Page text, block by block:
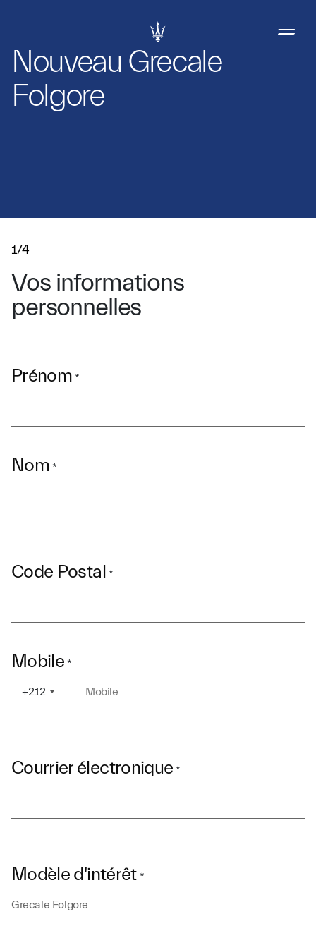
Nouveau Grecale
Folgore
1/4
Vos informations
personnelles
Prénom *
Nom *
Code Postal *
Mobile *
+212
Courrier électronique *
Modèle d'intérêt *